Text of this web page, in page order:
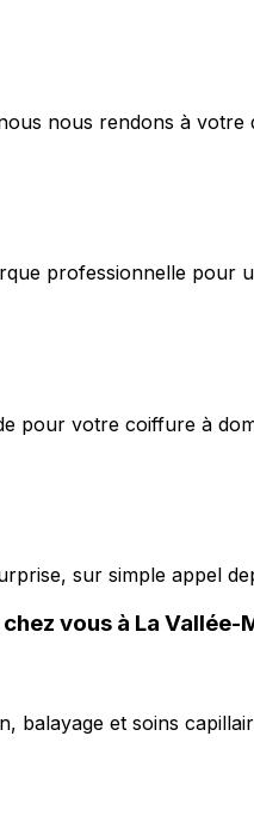
nous rendons à votre
professionnelle pour
pour votre coiffure à
sur simple appel
vous à La Vallée-
balayage et soins